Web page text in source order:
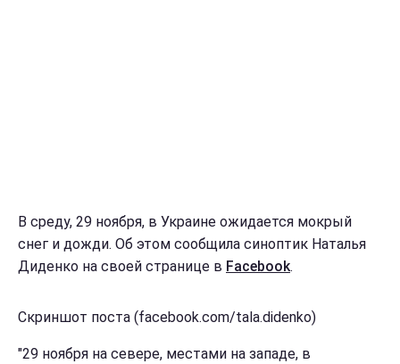
В среду, 29 ноября, в Украине ожидается мокрый
снег и дожди. Об этом сообщила синоптик Наталья
Диденко на своей странице в Facebook.
Скриншот поста (facebook.com/tala.didenko)
"29 ноября на севере, местами на западе, в